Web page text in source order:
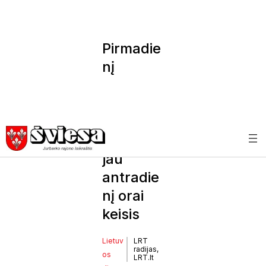
Pirmadie
nį
tačiau
jau
antradie
nį orai
keisis
Lietuv
os
LRT
radijas,
LRT.lt